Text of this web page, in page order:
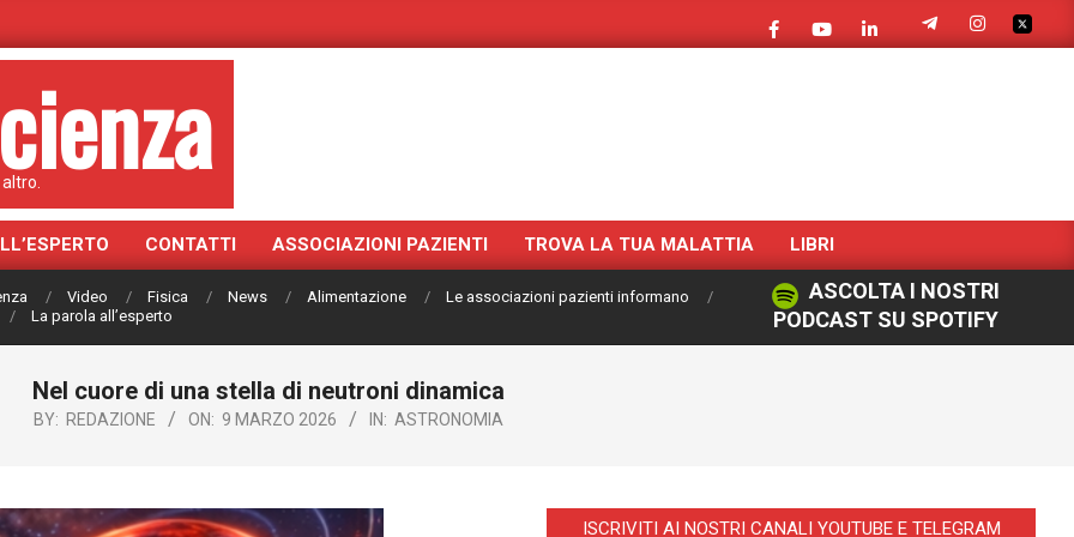
CONTATTI ASSOCIAZIONI PAZIENTI TROVA LA TUA MALATTIA LIBRI
Video Fisica News Alimentazione
Le associazioni pazienti informano
La parola all’esperto
ASCOLTA I NOSTRI
PODCAST SU SPOTIFY
Nel cuore di una stella di neutroni dinamica
BY: REDAZIONE ON: 9 MARZO 2026 IN: ASTRONOMIA
ISCRIVITI AI NOSTRI CANALI YOUTUBE E TELEGRAM